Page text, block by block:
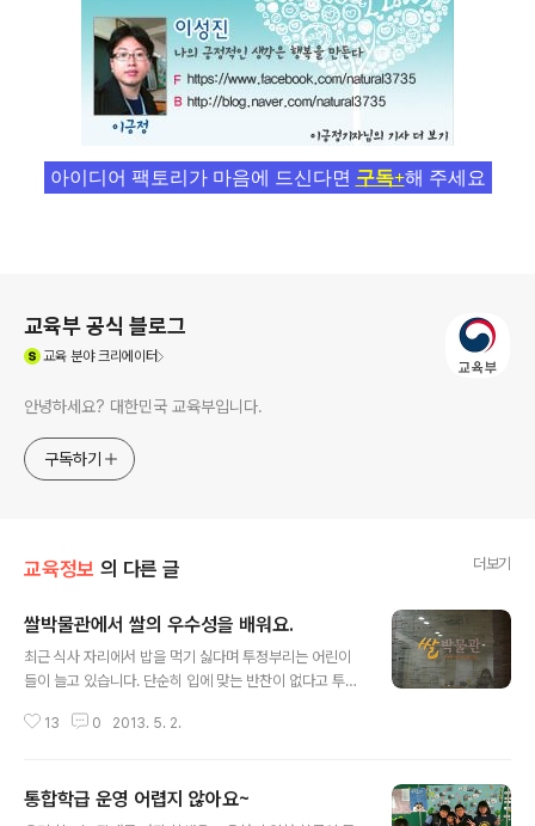
아이디어 팩토리가 마음에 드신다면 구독+해 주세요
교육부 공식 블로그
교육분야 크리에이터
안녕하세요? 대한민국 교육부입니다.
구독하기
교육정보 의 다른 글 더보기
쌀박물관에서 쌀의 우수성을 배워요.
최근 식사 자리에서 밥을 먹기 싫다며 투정부리는 어린이
들이 늘고 있습니다. 단순히 입에 맞는 반찬이 없다고 투정
적지 않습니다. 예전에는 상상하기 어려웠던 모습입니다.
속에서 쌀과 더욱 친해질 수 있도록 도와주는 곳이 있습니
13 0 2013. 5. 2.
통합학급 운영 어렵지 않아요~